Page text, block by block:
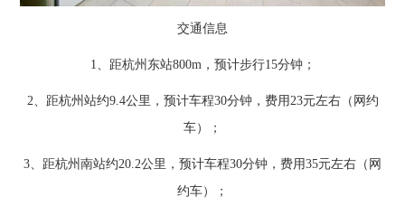
交通信息
1、距杭州东站800m，预计步行15分钟；
2、距杭州站约9.4公里，预计车程30分钟，费用23元左右（网约
车）；
3、距杭州南站约20.2公里，预计车程30分钟，费用35元左右（网
约车）；